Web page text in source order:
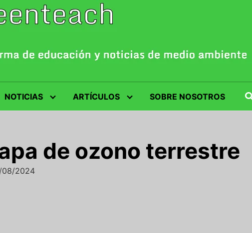
NOTICIAS ARTÍCULOS SOBRE NOSOTROS
de ozono terrestre
08/2024